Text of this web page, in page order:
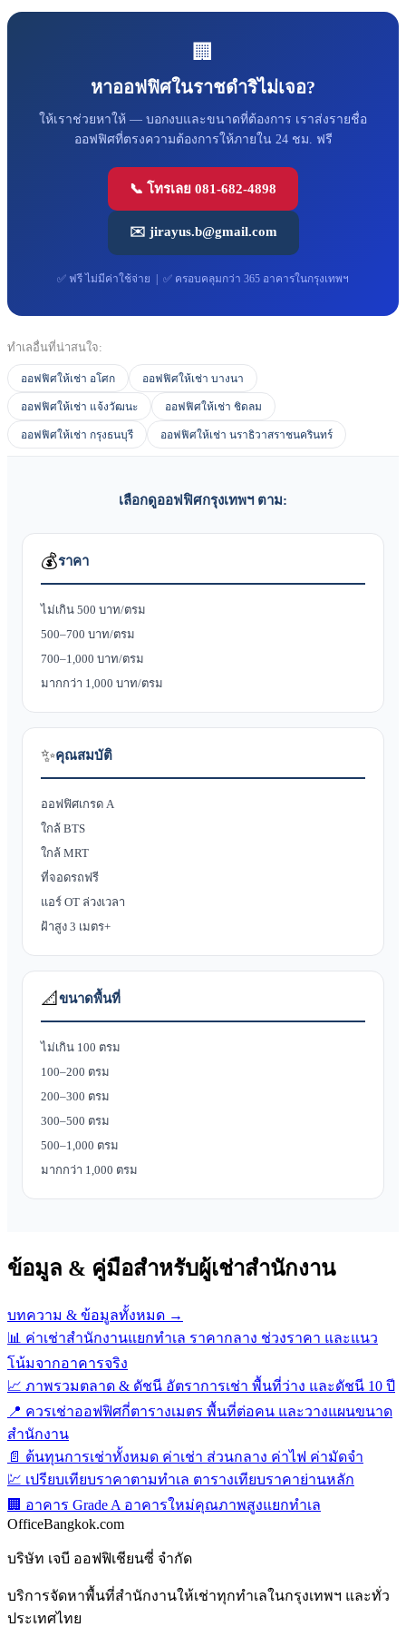
🏢
หาออฟฟิศในราชดำริไม่เจอ?
ให้เราช่วยหาให้ — บอกงบและขนาดที่ต้องการ เราส่งรายชื่อ
ออฟฟิศที่ตรงความต้องการให้ภายใน 24 ชม. ฟรี
📞 โทรเลย 081-682-4898
✉️ jirayus.b@gmail.com
✅ ฟรี ไม่มีค่าใช้จ่าย | ✅ ครอบคลุมกว่า 365 อาคารในกรุงเทพฯ
ทำเลอื่นที่น่าสนใจ:
ออฟฟิศให้เช่า อโศก ออฟฟิศให้เช่า บางนา
ออฟฟิศให้เช่า แจ้งวัฒนะ ออฟฟิศให้เช่า ชิดลม
ออฟฟิศให้เช่า กรุงธนบุรี ออฟฟิศให้เช่า นราธิวาสราชนครินทร์
เลือกดูออฟฟิศกรุงเทพฯ ตาม:
💰ราคา
ไม่เกิน 500 บาท/ตรม
500–700 บาท/ตรม
700–1,000 บาท/ตรม
มากกว่า 1,000 บาท/ตรม
✨คุณสมบัติ
ออฟฟิศเกรด A
ใกล้ BTS
ใกล้ MRT
ที่จอดรถฟรี
แอร์ OT ล่วงเวลา
ฝ้าสูง 3 เมตร+
📐ขนาดพื้นที่
ไม่เกิน 100 ตรม
100–200 ตรม
200–300 ตรม
300–500 ตรม
500–1,000 ตรม
มากกว่า 1,000 ตรม
ข้อมูล & คู่มือสำหรับผู้เช่าสำนักงาน
บทความ & ข้อมูลทั้งหมด →
📊 ค่าเช่าสำนักงานแยกทำเล ราคากลาง ช่วงราคา และแนว
โน้มจากอาคารจริง
📈 ภาพรวมตลาด & ดัชนี อัตราการเช่า พื้นที่ว่าง และดัชนี 10 ปี
📍 ควรเช่าออฟฟิศกี่ตารางเมตร พื้นที่ต่อคน และวางแผนขนาด
สำนักงาน
📄 ต้นทุนการเช่าทั้งหมด ค่าเช่า ส่วนกลาง ค่าไฟ ค่ามัดจำ
💹 เปรียบเทียบราคาตามทำเล ตารางเทียบราคาย่านหลัก
🏢 อาคาร Grade A อาคารใหม่คุณภาพสูงแยกทำเล
OfficeBangkok.com
บริษัท เจบี ออฟฟิเชียนซี่ จำกัด
บริการจัดหาพื้นที่สำนักงานให้เช่าทุกทำเลในกรุงเทพฯ และทั่ว
ประเทศไทย